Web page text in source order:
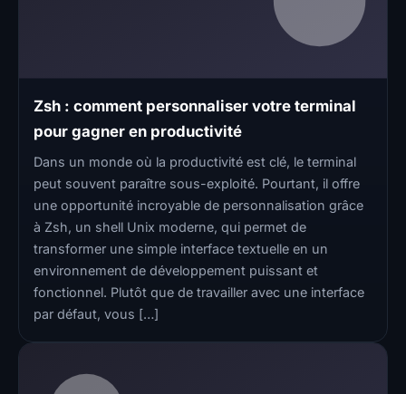
Zsh : comment personnaliser votre terminal
pour gagner en productivité
Dans un monde où la productivité est clé, le terminal
peut souvent paraître sous-exploité. Pourtant, il offre
une opportunité incroyable de personnalisation grâce
à Zsh, un shell Unix moderne, qui permet de
transformer une simple interface textuelle en un
environnement de développement puissant et
fonctionnel. Plutôt que de travailler avec une interface
par défaut, vous […]